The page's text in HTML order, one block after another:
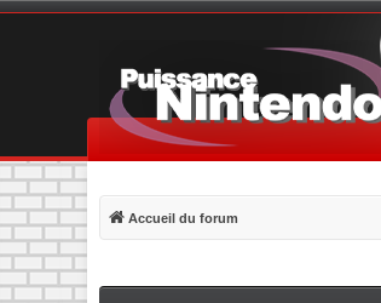
Accueil du forum